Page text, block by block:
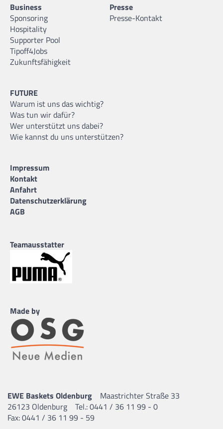
Business
Sponsoring
Hospitality
Supporter Pool
Tipoff4Jobs
Zukunftsfähigkeit
Presse
Presse-Kontakt
FUTURE
Warum ist uns das wichtig?
Was tun wir dafür?
Wer unterstützt uns dabei?
Wie kannst du uns unterstützen?
Impressum
Kontakt
Anfahrt
Datenschutzerklärung
AGB
Teamausstatter
Made by
EWE Baskets Oldenburg
Maastrichter Straße 33
26123 Oldenburg
Tel.: 0441 / 36 11 99 - 0
Fax: 0441 / 36 11 99 - 59